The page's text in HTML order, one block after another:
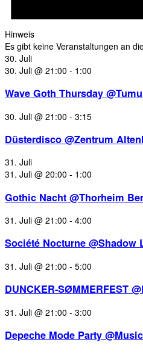
Hinweis
Es gibt keine Veranstaltungen an
30. Juli
30. Juli @ 21:00 - 1:00
Wave Goth Thursday
30. Juli @ 21:00 - 3:15
Düsterdisco @Zentrum
31. Juli
31. Juli @ 20:00 - 1:00
Gothic Nacht @Thorheim
31. Juli @ 21:00 - 4:00
Société Nocturne @Shadow
31. Juli @ 21:00 - 5:00
DUNCKER-SØMMERFEST
31. Juli @ 21:00 - 3:00
Depeche Mode Party